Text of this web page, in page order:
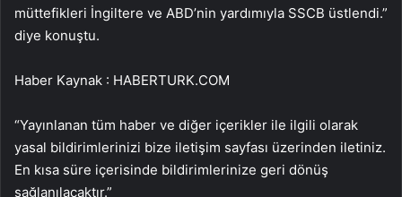
müttefikleri İngiltere ve ABD’nin yardımıyla SSCB üstlendi.”
diye konuştu.
Haber Kaynak : HABERTURK.COM
“Yayınlanan tüm haber ve diğer içerikler ile ilgili olarak
yasal bildirimlerinizi bize iletişim sayfası üzerinden iletiniz.
En kısa süre içerisinde bildirimlerinize geri dönüş
sağlanılacaktır.”